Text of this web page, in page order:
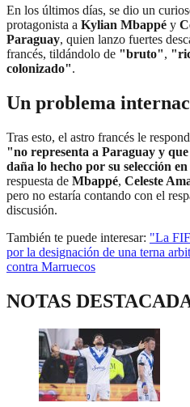
En los últimos días, se dio un
protagonista a Kylian Mbappé y
Paraguay, quien lanzo fuertes
francés, tildándolo de "bruto",
colonizado".
Un problema
Tras esto, el astro francés le
"no representa a Paraguay y
daña lo hecho por su selección
respuesta de Mbappé, Celeste
pero no estaría contando con el
discusión.
También te puede interesar: "La
por la designación de una terna
contra Marruecos
NOTAS